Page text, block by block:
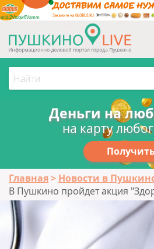
erid:2Vtzqw6Vsmm
Деньги на
на карту
Главная
Новости в
В Пушкино пройдет акция